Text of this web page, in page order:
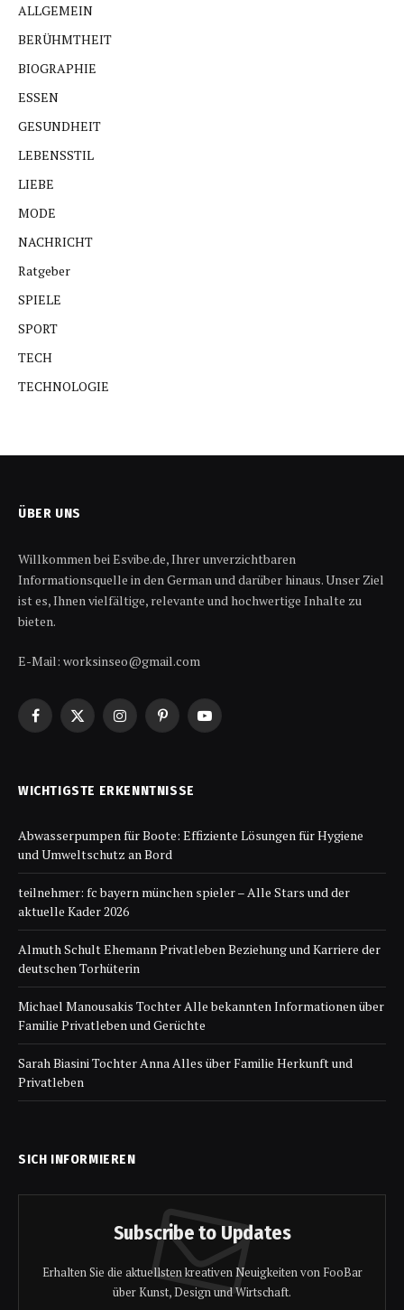
ALLGEMEIN
BERÜHMTHEIT
BIOGRAPHIE
ESSEN
GESUNDHEIT
LEBENSSTIL
LIEBE
MODE
NACHRICHT
Ratgeber
SPIELE
SPORT
TECH
TECHNOLOGIE
ÜBER UNS
Willkommen bei Esvibe.de, Ihrer unverzichtbaren
Informationsquelle in den German und darüber hinaus. Unser Ziel
ist es, Ihnen vielfältige, relevante und hochwertige Inhalte zu
bieten.
E-Mail: worksinseo@gmail.com
Facebook
X
InstagramPinterestYouTube
WICHTIGSTE ERKENNTNISSE
Abwasserpumpen für Boote: Effiziente Lösungen für Hygiene
und Umweltschutz an Bord
teilnehmer: fc bayern münchen spieler – Alle Stars und der
aktuelle Kader 2026
Almuth Schult Ehemann Privatleben Beziehung und Karriere der
deutschen Torhüterin
Michael Manousakis Tochter Alle bekannten Informationen über
Familie Privatleben und Gerüchte
Sarah Biasini Tochter Anna Alles über Familie Herkunft und
Privatleben
SICH INFORMIEREN
Subscribe to Updates
Erhalten Sie die aktuellsten kreativen Neuigkeiten von FooBar
über Kunst, Design und Wirtschaft.